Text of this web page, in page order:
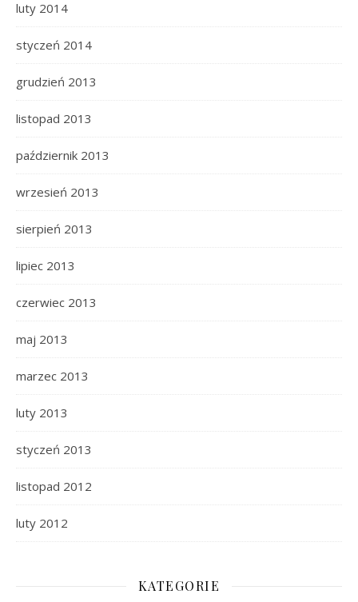
luty 2014
styczeń 2014
grudzień 2013
listopad 2013
październik 2013
wrzesień 2013
sierpień 2013
lipiec 2013
czerwiec 2013
maj 2013
marzec 2013
luty 2013
styczeń 2013
listopad 2012
luty 2012
KATEGORIE